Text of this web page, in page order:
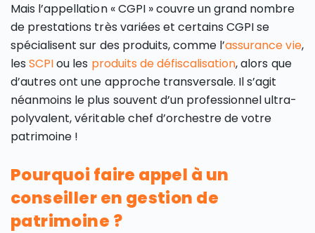
Mais l’appellation « CGPI » couvre un grand nombre
de prestations très variées et certains CGPI se
spécialisent sur des produits, comme l’assurance vie,
lesSCPIou les produits de défiscalisation, alors que
d’autres ont une approche transversale. Il s’agit
néanmoins le plus souvent d’un professionnel ultra-
polyvalent, véritable chef d’orchestre de votre
patrimoine !
Pourquoi faire appel à un
conseiller en gestion de
patrimoine ?